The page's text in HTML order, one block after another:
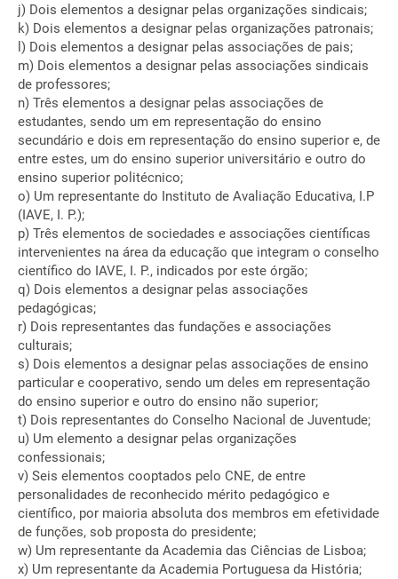
j) Dois elementos a designar pelas organizações sindicais;
k) Dois elementos a designar pelas organizações patronais;
l) Dois elementos a designar pelas associações de pais;
m) Dois elementos a designar pelas associações sindicais
de professores;
n) Três elementos a designar pelas associações de
estudantes, sendo um em representação do ensino
secundário e dois em representação do ensino superior e, de
entre estes, um do ensino superior universitário e outro do
ensino superior politécnico;
o) Um representante do Instituto de Avaliação Educativa, I.P
(IAVE, I. P.);
p) Três elementos de sociedades e associações científicas
intervenientes na área da educação que integram o conselho
científico do IAVE, I. P., indicados por este órgão;
q) Dois elementos a designar pelas associações
pedagógicas;
r) Dois representantes das fundações e associações
culturais;
s) Dois elementos a designar pelas associações de ensino
particular e cooperativo, sendo um deles em representação
do ensino superior e outro do ensino não superior;
t) Dois representantes do Conselho Nacional de Juventude;
u) Um elemento a designar pelas organizações
confessionais;
v) Seis elementos cooptados pelo CNE, de entre
personalidades de reconhecido mérito pedagógico e
científico, por maioria absoluta dos membros em efetividade
de funções, sob proposta do presidente;
w) Um representante da Academia das Ciências de Lisboa;
x) Um representante da Academia Portuguesa da História;